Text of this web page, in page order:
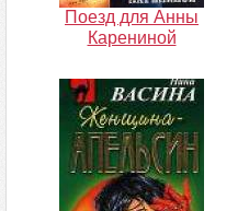
Поезд для Анны
Карениной